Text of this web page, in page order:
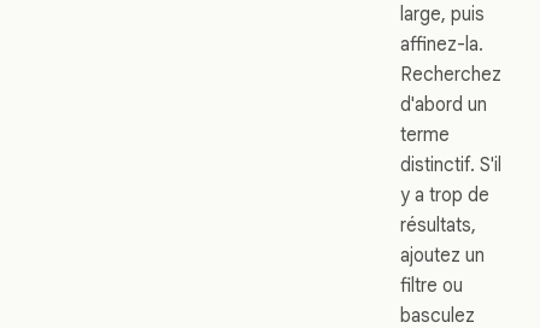
large, puis
affinez-la.
Recherchez
d'abord un
terme
distinctif. S'il
y a trop de
résultats,
ajoutez un
filtre ou
basculez